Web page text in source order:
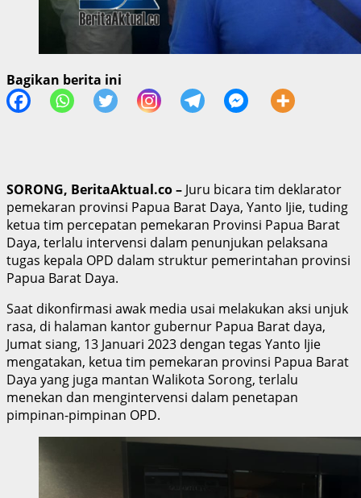
Bagikan berita ini
SORONG, BeritaAktual.co – Juru bicara tim deklarator
pemekaran provinsi Papua Barat Daya, Yanto Ijie, tuding
ketua tim percepatan pemekaran Provinsi Papua Barat
Daya, terlalu intervensi dalam penunjukan pelaksana
tugas kepala OPD dalam struktur pemerintahan provinsi
Papua Barat Daya.
Saat dikonfirmasi awak media usai melakukan aksi unjuk
rasa, di halaman kantor gubernur Papua Barat daya,
Jumat siang, 13 Januari 2023 dengan tegas Yanto Ijie
mengatakan, ketua tim pemekaran provinsi Papua Barat
Daya yang juga mantan Walikota Sorong, terlalu
menekan dan mengintervensi dalam penetapan
pimpinan-pimpinan OPD.